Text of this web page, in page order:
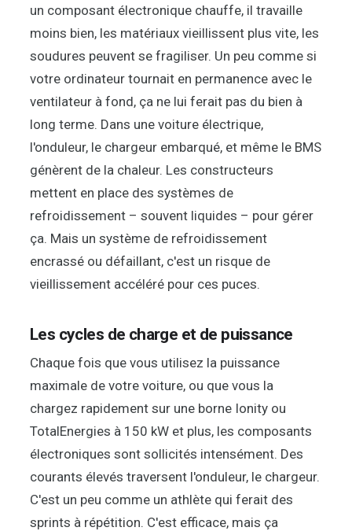
un composant électronique chauffe, il travaille
moins bien, les matériaux vieillissent plus vite, les
soudures peuvent se fragiliser. Un peu comme si
votre ordinateur tournait en permanence avec le
ventilateur à fond, ça ne lui ferait pas du bien à
long terme. Dans une voiture électrique,
l'onduleur, le chargeur embarqué, et même le BMS
génèrent de la chaleur. Les constructeurs
mettent en place des systèmes de
refroidissement – souvent liquides – pour gérer
ça. Mais un système de refroidissement
encrassé ou défaillant, c'est un risque de
vieillissement accéléré pour ces puces.
Les cycles de charge et de puissance
Chaque fois que vous utilisez la puissance
maximale de votre voiture, ou que vous la
chargez rapidement sur une borne Ionity ou
TotalEnergies à 150 kW et plus, les composants
électroniques sont sollicités intensément. Des
courants élevés traversent l'onduleur, le chargeur.
C'est un peu comme un athlète qui ferait des
sprints à répétition. C'est efficace, mais ça